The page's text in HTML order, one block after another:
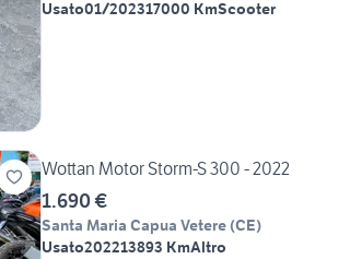
Usato01/202317000 KmScooter
Wottan Motor Storm-S 300 - 2022
1.690 €
Santa Maria Capua Vetere (CE)
Usato202213893 KmAltro